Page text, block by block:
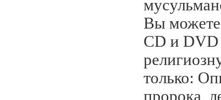
Вы можете
CD и DVD
только:
пророка,